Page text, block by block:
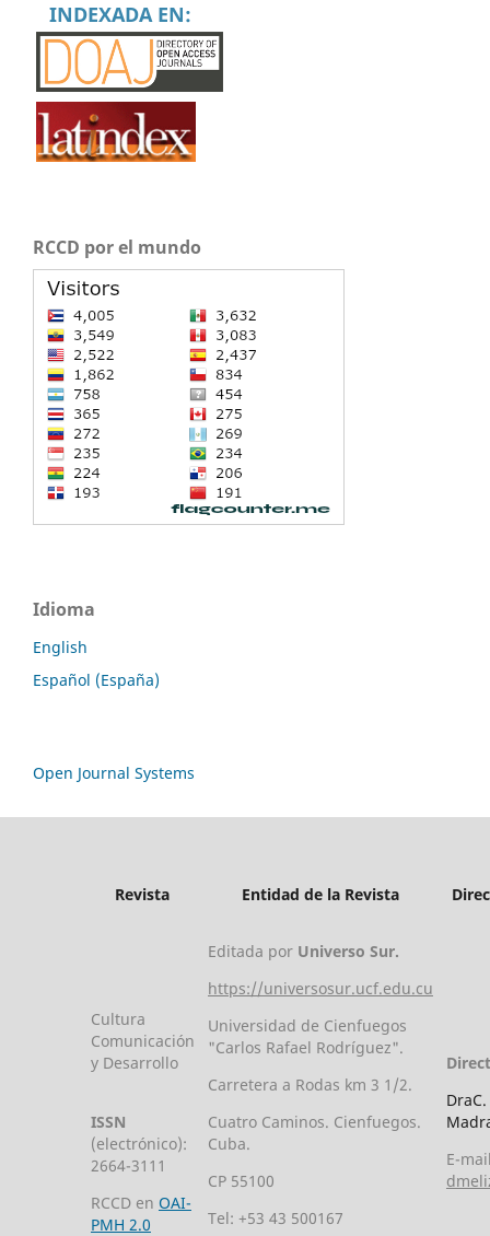
INDEXADA EN:
RCCD por el mundo
Idioma
English
Español (España)
Open Journal Systems
Revista Entidad de la Revista
Cultura
Comunicación
y Desarrollo
ISSN
(electrónico):
2664-3111
RCCD en OAI-
PMH 2.0
Editada por Universo Sur.
https://universosur.ucf.edu.cu
Universidad de Cienfuegos
"Carlos Rafael Rodríguez".
Carretera a Rodas km 3 1/2.
Cuatro Caminos. Cienfuegos.
Cuba.
CP 55100
Tel: +53 43 500167
E-